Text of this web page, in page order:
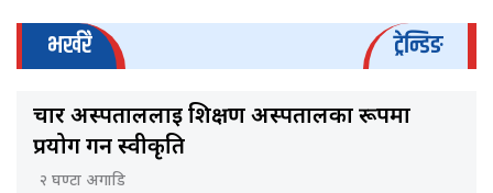
भर्खरै ट्रेन्डिङ
चार अस्पताललाई शिक्षण अस्पतालका रूपमा
प्रयोग गर्न स्वीकृति
२ घण्टा अगाडि